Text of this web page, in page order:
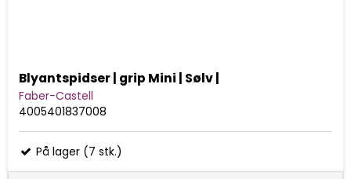
Blyantspidser | grip Mini | Sølv |
Faber-Castell
4005401837008
På lager (7 stk.)